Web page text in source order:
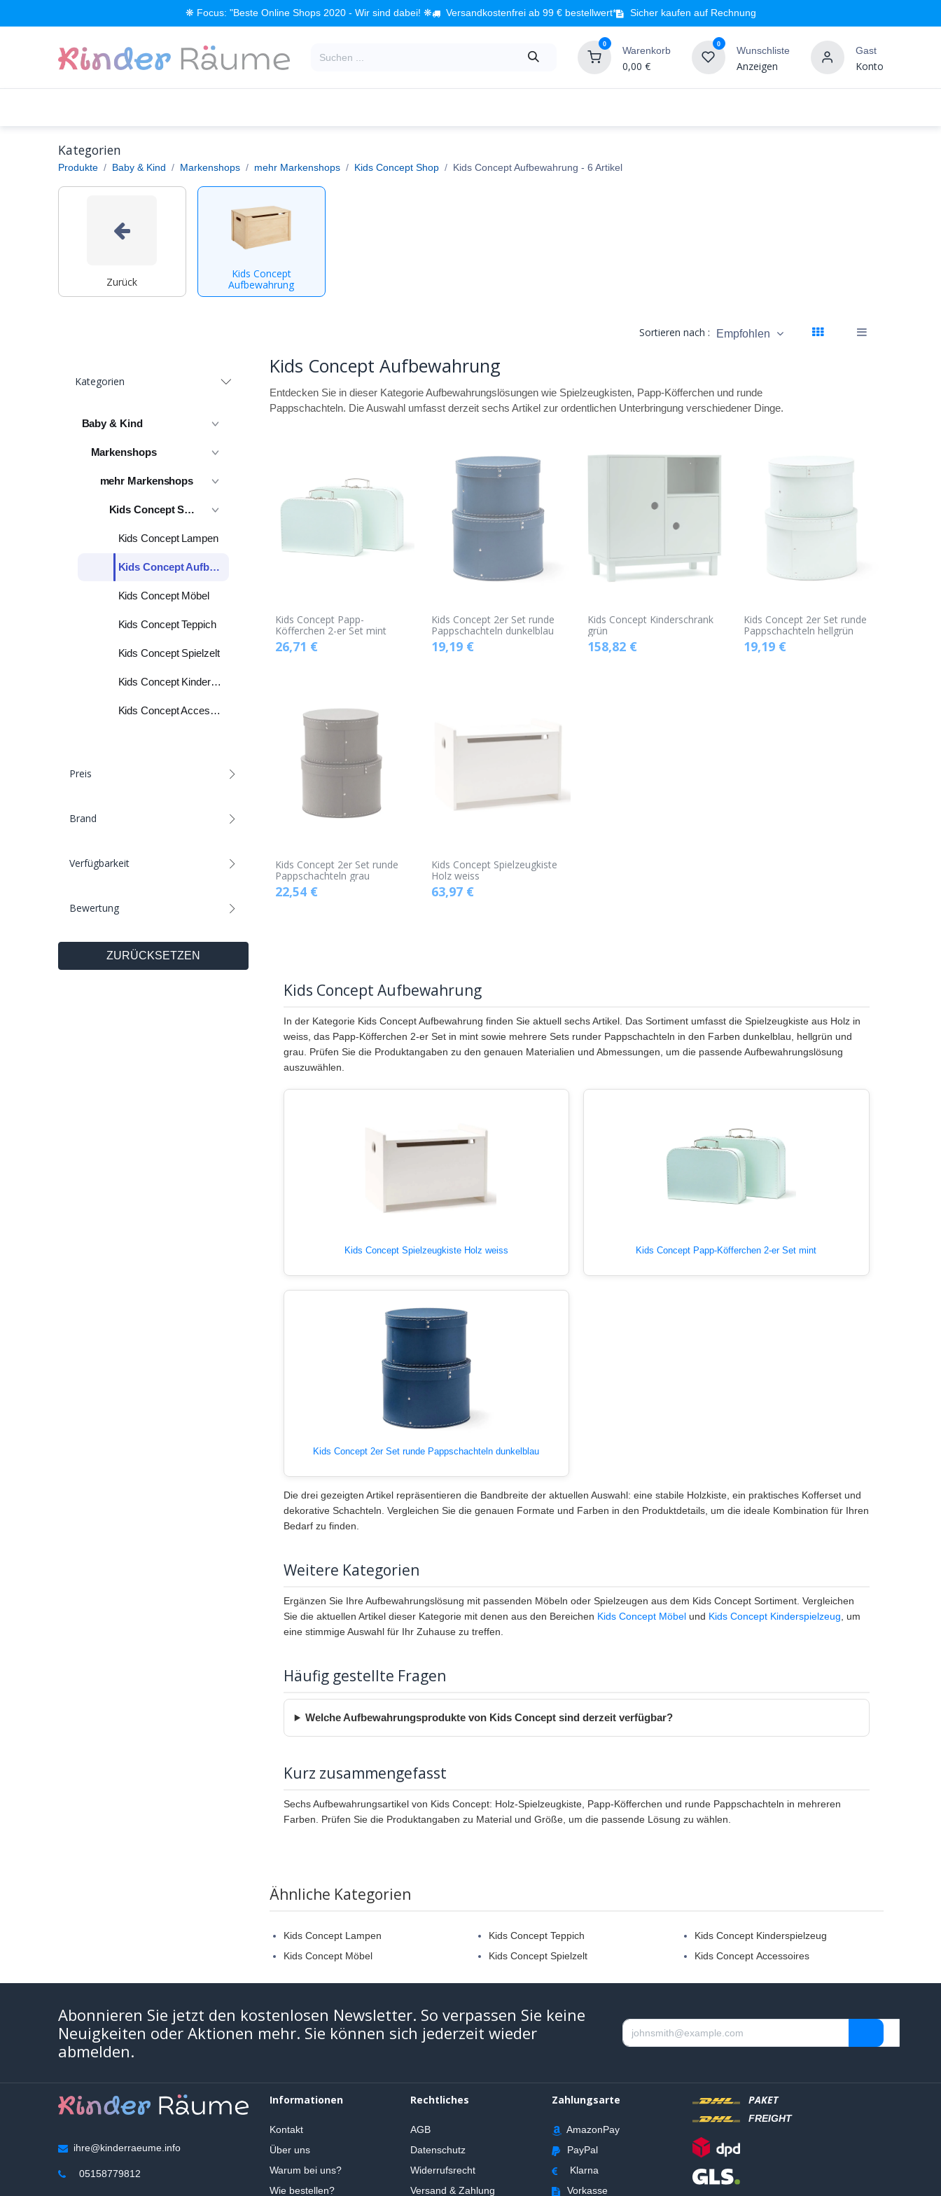
❋ Focus: "Beste Online Shops 2020 - Wir sind dabei! ❋ Versandkostenfrei ab 99 € bestellwert* Sicher kaufen auf Rechnung
0
Warenkorb
0,00 €
0
Wunschliste
Anzeigen
Gast
Konto
Kategorien
Produkte Baby & Kind Markenshops mehr Markenshops Kids Concept Shop Kids Concept Aufbewahrung - 6 Artikel
Zurück
Kids Concept
Aufbewahrung
Sortieren nach : Empfohlen
Kategorien
Baby & Kind
Markenshops
mehr Markenshops
Kids Concept Shop
Kids Concept Lampen
Kids Concept Aufbewahrung
Kids Concept Möbel
Kids Concept Teppich
Kids Concept Spielzelt
Kids Concept Kinderspielzeug
Kids Concept Accessoires
Preis
Brand
Verfügbarkeit
Bewertung
ZURÜCKSETZEN
Kids Concept Aufbewahrung
Entdecken Sie in dieser Kategorie Aufbewahrungslösungen wie Spielzeugkisten, Papp-Köfferchen und runde
Pappschachteln. Die Auswahl umfasst derzeit sechs Artikel zur ordentlichen Unterbringung verschiedener Dinge.
Kids Concept Papp-
Köfferchen 2-er Set mint
26,71 €
Kids Concept 2er Set runde
Pappschachteln dunkelblau
19,19€
Kids Concept Kinderschrank
grün
158,82 €
Kids Concept 2er Set runde
Pappschachteln hellgrün
19,19 €
Kids Concept 2er Set runde
Pappschachteln grau
22,54€
Kids Concept Spielzeugkiste
Holz weiss
63,97€
Kids Concept Aufbewahrung
In der Kategorie Kids Concept Aufbewahrung finden Sie aktuell sechs Artikel. Das Sortiment umfasst die Spielzeugkiste aus Holz in
weiss, das Papp-Köfferchen 2-er Set in mint sowie mehrere Sets runder Pappschachteln in den Farben dunkelblau, hellgrün und
grau. Prüfen Sie die Produktangaben zu den genauen Materialien und Abmessungen, um die passende Aufbewahrungslösung
auszuwählen.
Kids Concept Spielzeugkiste Holz weiss Kids Concept Papp-Köfferchen 2-er Set mint
Kids Concept 2er Set runde Pappschachteln dunkelblau
Die drei gezeigten Artikel repräsentieren die Bandbreite der aktuellen Auswahl: eine stabile Holzkiste, ein praktisches Kofferset und
dekorative Schachteln. Vergleichen Sie die genauen Formate und Farben in den Produktdetails, um die ideale Kombination für Ihren
Bedarf zu finden.
Weitere Kategorien
Ergänzen Sie Ihre Aufbewahrungslösung mit passenden Möbeln oder Spielzeugen aus dem Kids Concept Sortiment. Vergleichen
Sie die aktuellen Artikel dieser Kategorie mit denen aus den Bereichen Kids Concept Möbelund Kids Concept Kinderspielzeug , um
eine stimmige Auswahl für Ihr Zuhause zu treffen.
Häufig gestellte Fragen
Welche Aufbewahrungsprodukte von Kids Concept sind derzeit verfügbar?
Kurz zusammengefasst
Sechs Aufbewahrungsartikel von Kids Concept: Holz-Spielzeugkiste, Papp-Köfferchen und runde Pappschachteln in mehreren
Farben. Prüfen Sie die Produktangaben zu Material und Größe, um die passende Lösung zu wählen.
Ähnliche Kategorien
Kids Concept Lampen
Kids Concept Möbel
Kids Concept Teppich
Kids Concept Spielzelt
Kids Concept Kinderspielzeug
Kids Concept Accessoires
Abonnieren Sie jetzt den kostenlosen Newsletter. So verpassen Sie keine
Neuigkeiten oder Aktionen mehr. Sie können sich jederzeit wieder
abmelden.
ihre@kinderraeume.info
05158779812
Informationen
Kontakt
Über uns
Warum bei uns?
Wie bestellen?
Rechtliches
AGB
Datenschutz
Widerrufsrecht
Versand & Zahlung
Zahlungsarte
AmazonPay
PayPal
Klarna
Vorkasse
PAKET
FREIGHT